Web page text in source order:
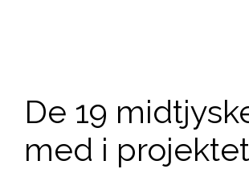
De 19
med i projektet